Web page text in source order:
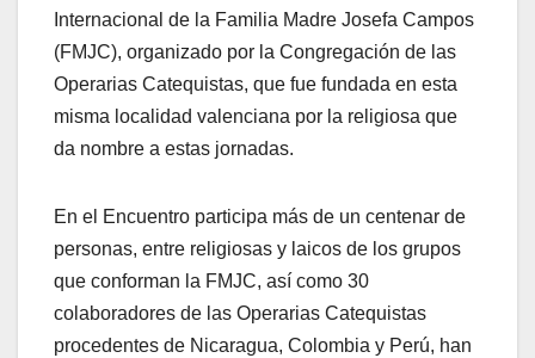
Internacional de la Familia Madre Josefa Campos
(FMJC), organizado por la Congregación de las
Operarias Catequistas, que fue fundada en esta
misma localidad valenciana por la religiosa que
da nombre a estas jornadas.
En el Encuentro participa más de un centenar de
personas, entre religiosas y laicos de los grupos
que conforman la FMJC, así como 30
colaboradores de las Operarias Catequistas
procedentes de Nicaragua, Colombia y Perú, han